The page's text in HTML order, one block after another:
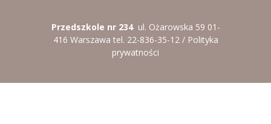
Przedszkole nr 234 ul. Ożarowska 59 01-
416 Warszawa tel. 22-836-35-12 / Polityka
prywatności